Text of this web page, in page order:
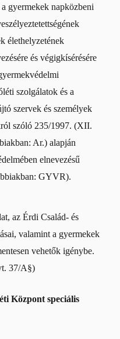
gyermekek napközbeni
élethelyzetének
és végigkísérésére
szolgálatok és a
szervek és személyek
szóló 235/1997. (XII.
Ar.) alapján
elnevezésű
GYVR).
az Érdi Család- és
valamint a gyermekek
vehetők igénybe.
37/A§)
Központ speciális